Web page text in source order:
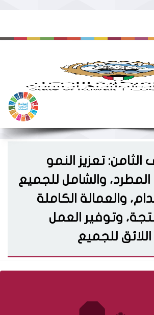
الثامن: تعزيز النمو
المطرد، والشامل للجميع
والعمالة الكاملة
وتوفير العمل
اللائق للجميع